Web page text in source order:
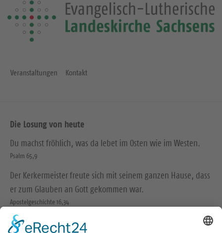
Veranstaltungen Kontakt
Die Losung von heute
Du machst fröhlich, was da lebet im Osten wie im Westen.
Psalm 65,9
Der Kerkermeister freute sich mit seinem ganzen Hause, dass
er zum Glauben an Gott gekommen war.
Apostelgeschichte 16,34
© Evangelische Brüder-Unität – Herrnhuter Brüdergemeine
Weitere Informationen finden Sie hier